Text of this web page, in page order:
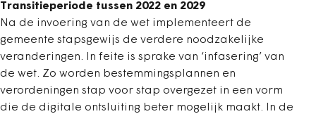
Transitieperiode tussen 2022 en 2029
Na de invoering van de wet implementeert de
gemeente stapsgewijs de verdere noodzakelijke
veranderingen. In feite is sprake van ‘infasering’ van
de wet. Zo worden bestemmingsplannen en
verordeningen stap voor stap overgezet in een vorm
die de digitale ontsluiting beter mogelijk maakt. In de